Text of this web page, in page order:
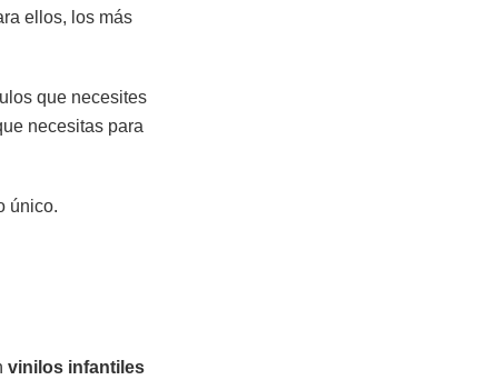
ellos, los más
que necesites
necesitas para
único.
vinilos infantiles